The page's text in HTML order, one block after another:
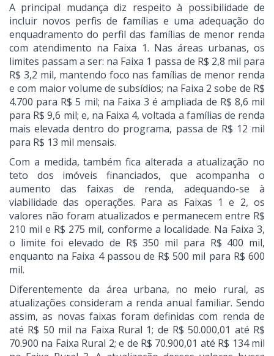
A principal mudança diz respeito à possibilidade de
incluir novos perfis de famílias e uma adequação do
enquadramento do perfil das famílias de menor renda
com atendimento na Faixa 1. Nas áreas urbanas, os
limites passam a ser: na Faixa 1 passa de R$ 2,8 mil para
R$ 3,2 mil, mantendo foco nas famílias de menor renda
e com maior volume de subsídios; na Faixa 2 sobe de R$
4.700 para R$ 5 mil; na Faixa 3 é ampliada de R$ 8,6 mil
para R$ 9,6 mil; e, na Faixa 4, voltada a famílias de renda
mais elevada dentro do programa, passa de R$ 12 mil
para R$ 13 mil mensais.
Com a medida, também fica alterada a atualização no
teto dos imóveis financiados, que acompanha o
aumento das faixas de renda, adequando-se à
viabilidade das operações. Para as Faixas 1 e 2, os
valores não foram atualizados e permanecem entre R$
210 mil e R$ 275 mil, conforme a localidade. Na Faixa 3,
o limite foi elevado de R$ 350 mil para R$ 400 mil,
enquanto na Faixa 4 passou de R$ 500 mil para R$ 600
mil.
Diferentemente da área urbana, no meio rural, as
atualizações consideram a renda anual familiar. Sendo
assim, as novas faixas foram definidas com renda de
até R$ 50 mil na Faixa Rural 1; de R$ 50.000,01 até R$
70.900 na Faixa Rural 2; e de R$ 70.900,01 até R$ 134 mil